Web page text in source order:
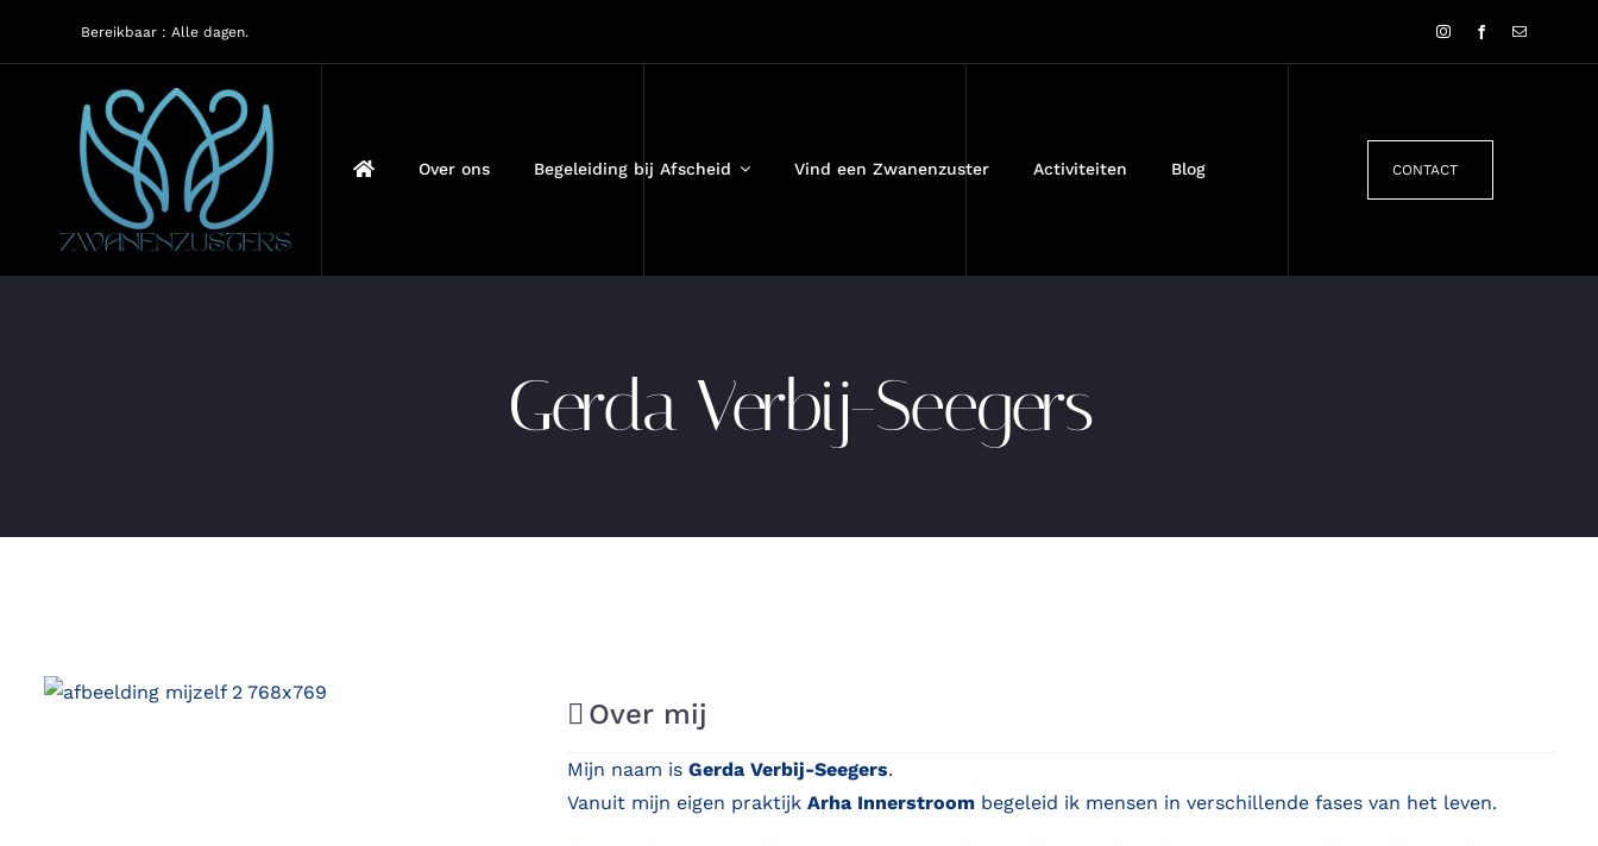
Bereikbaar : Alle dagen.
Over ons Begeleiding bij Afscheid Vind een Zwanenzuster Activiteiten Blog CONTACT
Gerda Verbij-Seegers
Over mij
Mijn naam isGerda Verbij-Seegers.
Vanuit mijn eigen praktijkArha Innerstroom begeleid ik mensen in verschillende fases van het leven.